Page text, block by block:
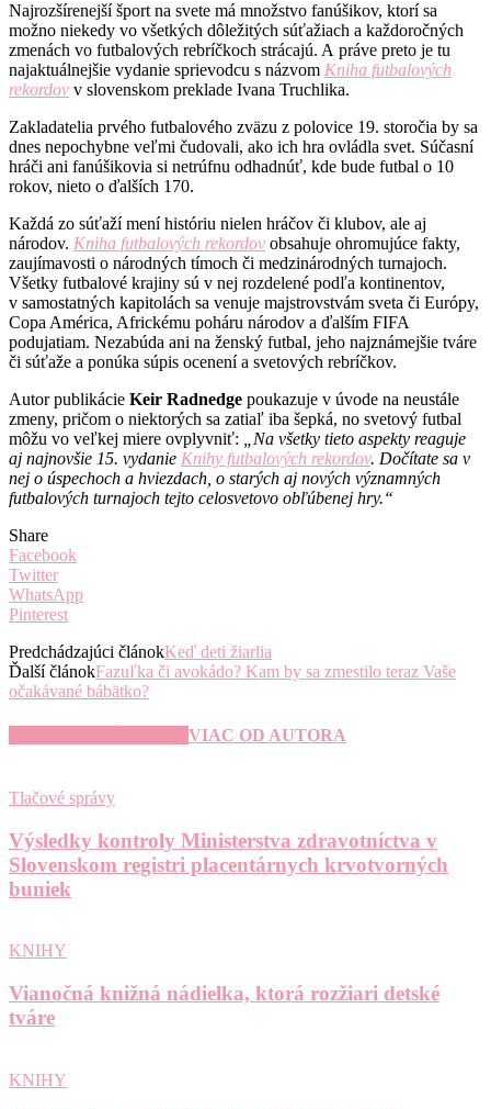
Najrozšírenejší šport na svete má množstvo fanúšikov, ktorí sa
možno niekedy vo všetkých dôležitých súťažiach a každoročných
zmenách vo futbalových rebríčkoch strácajú. A práve preto je tu
najaktuálnejšie vydanie sprievodcu s názvom Kniha futbalových
rekordov v slovenskom preklade Ivana Truchlika.
Zakladatelia prvého futbalového zväzu z polovice 19. storočia by sa
dnes nepochybne veľmi čudovali, ako ich hra ovládla svet. Súčasní
hráči ani fanúšikovia si netrúfnu odhadnúť, kde bude futbal o 10
rokov, nieto o ďalších 170.
Každá zo súťaží mení históriu nielen hráčov či klubov, ale aj
národov. Kniha futbalových rekordov obsahuje ohromujúce fakty,
zaujímavosti o národných tímoch či medzinárodných turnajoch.
Všetky futbalové krajiny sú v nej rozdelené podľa kontinentov,
v samostatných kapitolách sa venuje majstrovstvám sveta či Európy,
Copa América, Africkému poháru národov a ďalším FIFA
podujatiam. Nezabúda ani na ženský futbal, jeho najznámejšie tváre
či súťaže a ponúka súpis ocenení a svetových rebríčkov.
Autor publikácie Keir Radnedge poukazuje v úvode na neustále
zmeny, pričom o niektorých sa zatiaľ iba šepká, no svetový futbal
môžu vo veľkej miere ovplyvniť:
„Na všetky tieto aspekty reaguje
aj najnovšie 15. vydanie Knihy futbalových rekordov. Dočítate sa v
nej o úspechoch a hviezdach, o starých aj nových významných
futbalových turnajoch tejto celosvetovo obľúbenej hry.“
Share
Facebook
Twitter
WhatsApp
Pinterest
Predchádzajúci článokKeď deti žiarlia
Ďalší článokFazuľka či avokádo? Kam by sa zmestilo teraz Vaše
očakávané bábätko?
VIAC OD AUTORA
Tlačové správy
Výsledky kontroly Ministerstva zdravotníctva v
Slovenskom registri placentárnych krvotvorných
buniek
KNIHY
Vianočná knižná nádielka, ktorá rozžiari detské
tváre
KNIHY